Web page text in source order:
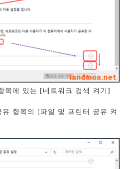
목에 있는 [네트워크 검색 켜기]
항목의 [파일 및 프린터 공유 켜